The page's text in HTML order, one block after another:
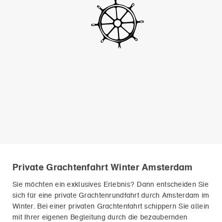
Private Grachtenfahrt Winter Amsterdam
Sie möchten ein exklusives Erlebnis? Dann entscheiden Sie
sich für eine private Grachtenrundfahrt durch Amsterdam im
Winter. Bei einer privaten Grachtenfahrt schippern Sie allein
mit Ihrer eigenen Begleitung durch die bezaubernden